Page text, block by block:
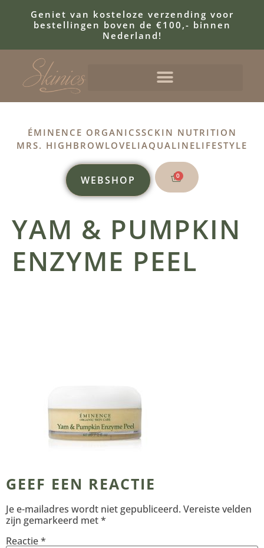
Geniet van kosteloze verzending voor
bestellingen boven de €100,- binnen
Nederland!
ÉMINENCE ORGANICSSCKIN NUTRITION
MRS. HIGHBROWLOVELIAQUALINELIFESTYLE
WEBSHOP 0
YAM & PUMPKIN
ENZYME PEEL
GEEF EEN REACTIE
Je e-mailadres wordt niet gepubliceerd. Vereiste velden
zijn gemarkeerd met*
Reactie*